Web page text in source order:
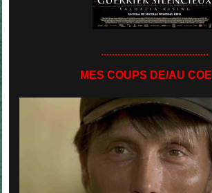
.......................................
MES COUPS DE/AU